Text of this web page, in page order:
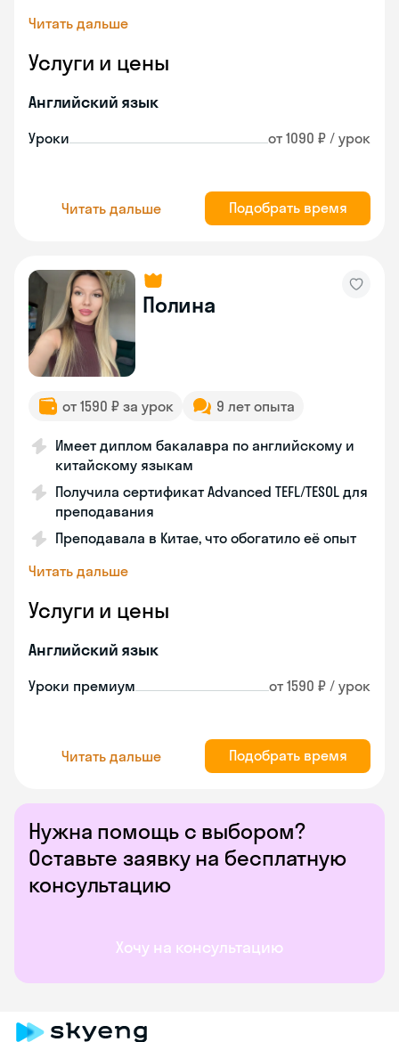
Нужна помощь с выбором?
Оставьте заявку на бесплатную
консультацию
Хочу на консультацию
Читать дальше
Услуги и цены
Английский язык
Уроки от 1090 ₽ / урок
Читать дальше Подобрать время
Полина
от 1590 ₽ за урок 9 лет опыта
Имеет диплом бакалавра по английскому и
китайскому языкам
Получила сертификат Advanced TEFL/TESOL для
преподавания
Преподавала в Китае, что обогатило её опыт
Читать дальше
Услуги и цены
Английский язык
Уроки премиум от 1590 ₽ / урок
Читать дальше Подобрать время